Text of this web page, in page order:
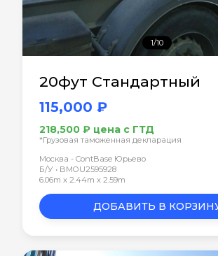
1/10
20фут Стандартный
115,000 ₽
218,500 ₽ цена с ГТД
*Грузовая таможенная декларация
Москва - ContBase Юрьево
Б/У • BMOU2595928
6.06m x 2.44m x 2.59m
ДОБАВИТЬ В